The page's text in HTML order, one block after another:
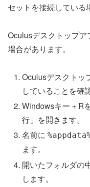
セットを接続している
Oculusデスクトップ
場合があります。
Oculusデスクトッ
していることを確
Windowsキー + R
行」を開きます。
名前に
ます。
開いたフォルダの
します。